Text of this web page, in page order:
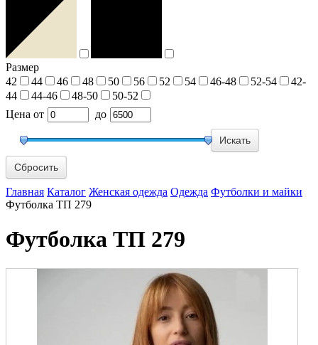
Размер
42
44 46 48 50 56 52 54 46-48 52-54
42-
44
44-46 48-50
50-52
Цена от до
Сбросить
Главная Каталог Женская одежда Одежда Футболки и майки
Футболка ТП 279
Футболка ТП 279